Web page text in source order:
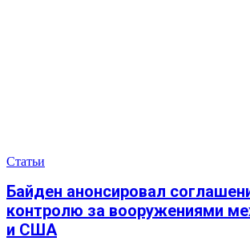
Статьи
Байден анонсировал
контролю за вооружениями
и США